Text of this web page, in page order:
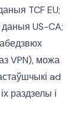
TCF EU;
даныя US-CA;
VPN), можа
ad
раздзелы і